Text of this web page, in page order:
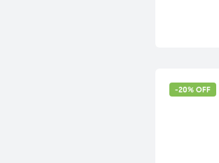
-20% OFF